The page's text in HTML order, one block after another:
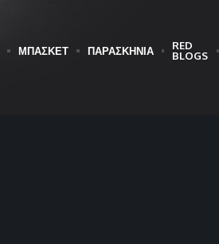
ΜΠΑΣΚΕΤ ΠΑΡΑΣΚΗΝΙΑ
RED
BLOGS